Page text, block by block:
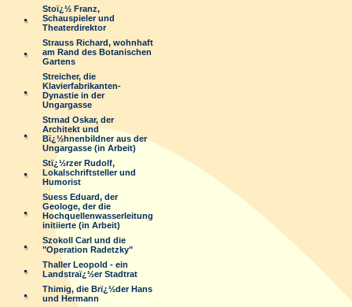
Stoï¿½ Franz,
Schauspieler und
Theaterdirektor
Strauss Richard, wohnhaft
am Rand des Botanischen
Gartens
Streicher, die
Klavierfabrikanten-
Dynastie in der
Ungargasse
Strnad Oskar, der
Architekt und
Bï¿½hnenbildner aus der
Ungargasse (in Arbeit)
Stï¿½rzer Rudolf,
Lokalschriftsteller und
Humorist
Suess Eduard, der
Geologe, der die
Hochquellenwasserleitung
initiierte (in Arbeit)
Szokoll Carl und die
"Operation Radetzky"
Thaller Leopold - ein
Landstraï¿½er Stadtrat
Thimig, die Brï¿½der Hans
und Hermann